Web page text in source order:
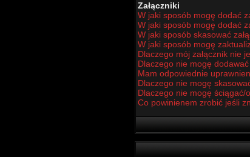
Załączniki
W jaki sposób mogę dodać
W jaki sposób mogę dodać
W jaki sposób skasować
W jaki sposób mogę
Dlaczego mój załącznik nie
Dlaczego nie mogę dodawać
Mam odpowiednie
Dlaczego nie mogę
Dlaczego nie mogę ściągać/
Co powinienem zrobić jeśli